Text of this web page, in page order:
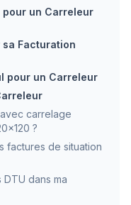
un Carreleur
sa Facturation
pour un Carreleur
carrelage
?
factures de situation
dans ma